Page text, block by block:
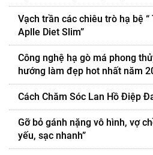
Vạch trần các chiêu trò hạ bệ
Aplle Diet Slim”
Công nghệ hạ gò má phong
hướng làm đẹp hot nhất năm
Cách Chăm Sóc Lan Hồ Điệp
Gỡ bỏ gánh nặng vô hình, vợ
yếu, sạc nhanh”